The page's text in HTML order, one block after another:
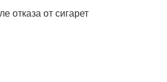
отказа от сигарет